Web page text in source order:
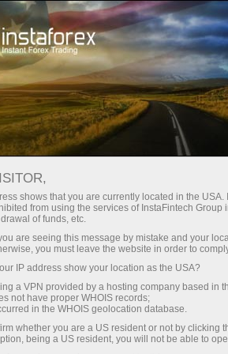
Avec InstaForex, vous
compétitives : effet de
jusqu’à 1:5000, parmi les
spreads et commissions du
marché, ainsi que des
avantageuses pour le
d’actions et d’indices.
Spreads
Bonus de 30 %
sur chaque dépôt
Vitesse
dans le trading et sur
shows that you are currently located in the
from using the services of InstaFintech
of funds, etc.
are seeing this message by mistake and your
you must leave the website in order to
IP address show your location as the USA?
a VPN provided by a hosting company based in
not have proper WHOIS records;
in the WHOIS geolocation database.
whether you are a US resident or not by clicking
being a US resident, you will not be able to